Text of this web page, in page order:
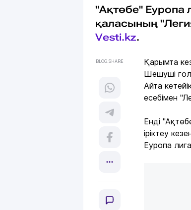
"Ақтөбе" Еуропа
қаласының
Vesti.kz.
BLOG.SHARE
Қарымта
Шешуші
Айта
есебімен
Енді
іріктеу
Еуропа